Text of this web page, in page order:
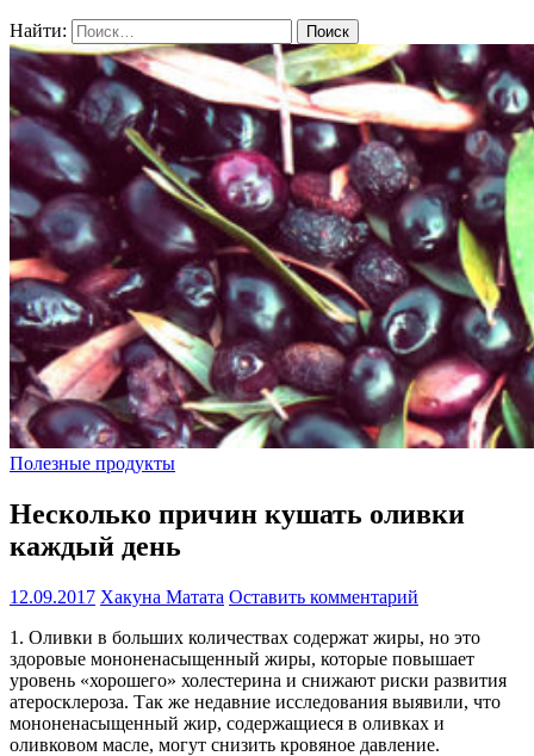
Найти:
Полезные продукты
Несколько причин кушать оливки
каждый день
12.09.2017 Хакуна Матата Оставить комментарий
1. Оливки в больших количествах содержат жиры, но это
здоровые мононенасыщенный жиры, которые повышает
уровень «хорошего» холестерина и снижают риски развития
атеросклероза. Так же недавние исследования выявили, что
мононенасыщенный жир, содержащиеся в оливках и
оливковом масле, могут снизить кровяное давление.